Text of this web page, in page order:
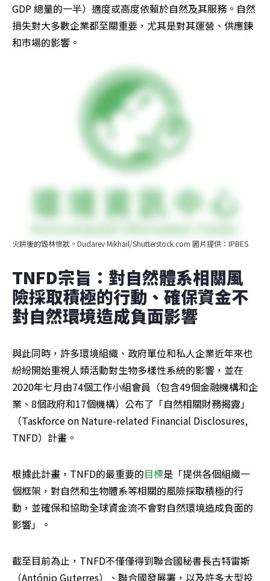
GDP 總量的一半）適度或高度依賴於自然及其服務。自然
損失對大多數企業都至關重要，尤其是對其運營、供應鍊
和市場的影響。
火耕後的毀林慘狀。Dudarev Mikhail/Shutterstock.com 圖片提供：IPBES
TNFD宗旨：對自然體系相關風
險採取積極的行動、確保資金不
對自然環境造成負面影響
與此同時，許多環境組織、政府單位和私人企業近年來也
紛紛開始重視人類活動對生物多樣性系統的影響，並在
2020年七月由74個工作小組會員（包含49個金融機構和企
業、8個政府和17個機構）公布了「自然相關財務揭露」
（Taskforce on Nature-related Financial Disclosures,
TNFD）計畫。
根據此計畫，TNFD的最重要的目標是「提供各個組織一
個框架，對自然和生物體系等相關的風險採取積極的行
動，並確保和協助全球資金流不會對自然環境造成負面的
影響」。
截至目前為止，TNFD不僅僅得到聯合國秘書長古特雷斯
（António Guterres）、聯合國發展署，以及許多大型投